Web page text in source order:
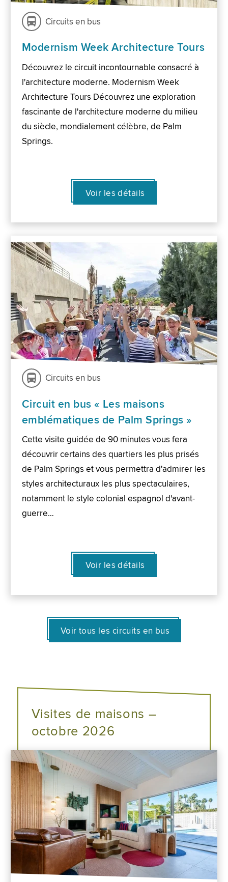
Circuits en bus
Modernism Week Architecture Tours
Découvrez le circuit incontournable consacré à
l'architecture moderne. Modernism Week
Architecture Tours Découvrez une exploration
fascinante de l'architecture moderne du milieu
du siècle, mondialement célèbre, de Palm
Springs.
Voir les détails
Circuits en bus
Circuit en bus « Les maisons
emblématiques de Palm Springs »
Cette visite guidée de 90 minutes vous fera
découvrir certains des quartiers les plus prisés
de Palm Springs et vous permettra d'admirer les
styles architecturaux les plus spectaculaires,
notamment le style colonial espagnol d'avant-
guerre…
Voir les détails
Voir tous les circuits en bus
Visites de maisons –
octobre 2026